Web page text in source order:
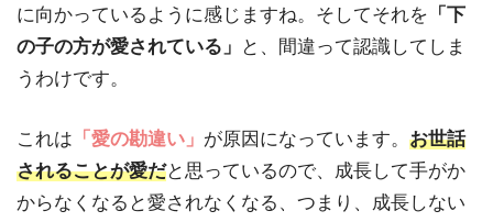
に向かっているように感じますね。そしてそれを 「下
の子の方が愛されている」
と、間違って認識してしま
うわけです。
これは 「愛の勘違い」 が原因になっています。 お世話
されることが愛だと思っているので、成長して手がか
からなくなると愛されなくなる、つまり、成長しない